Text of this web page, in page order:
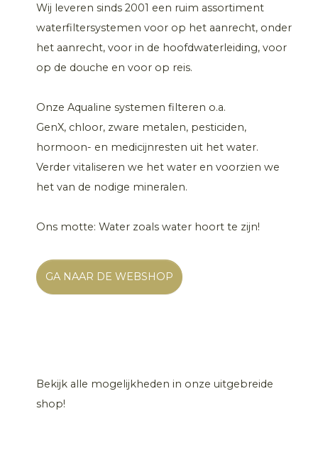
Wij leveren sinds 2001 een ruim assortiment
waterfiltersystemen voor op het aanrecht, onder
het aanrecht, voor in de hoofdwaterleiding, voor
op de douche en voor op reis.
Onze Aqualine systemen filteren o.a.
GenX, chloor, zware metalen, pesticiden,
hormoon- en medicijnresten uit het water.
Verder vitaliseren we het water en voorzien we
het van de nodige mineralen.
Ons motte: Water zoals water hoort te zijn!
GA NAAR DE WEBSHOP
Bekijk alle mogelijkheden in onze uitgebreide
shop!